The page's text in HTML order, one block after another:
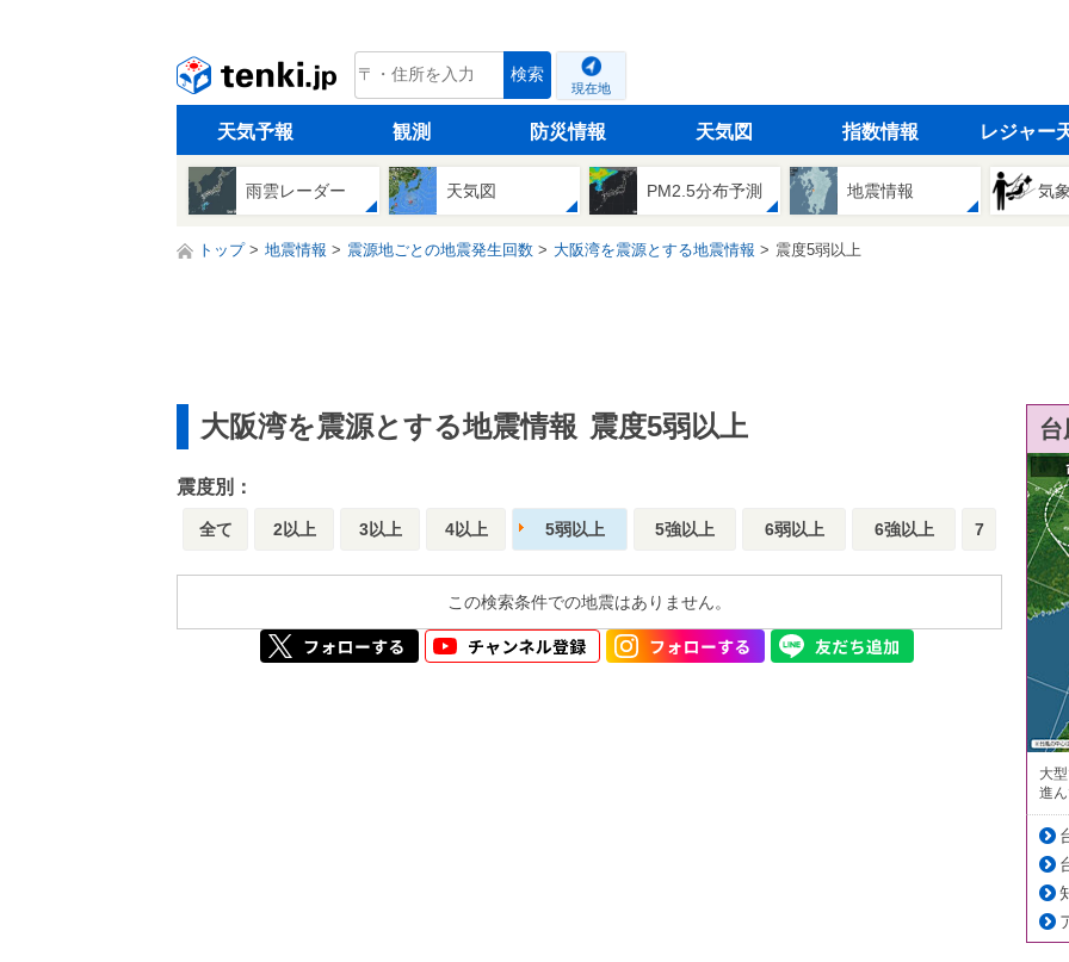
tenki.jp 検索
現在地
天気予報 観測 防災情報 天気図 指数情報 レジャー
雨雲レーダー 天気図 PM2.5分布予測 地震情報 気
トップ 地震情報 震源地ごとの地震発生回数 大阪湾を震源とする地震情報 震度5弱以上
大阪湾を震源とする地震情報 震度5弱以上
震度別：
全て 2以上 3以上 4以上 5弱以上 5強以上 6弱以上 6強以上 7
この検索条件での地震はありません。
大
進